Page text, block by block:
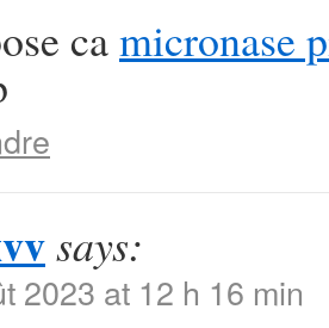
camicronase
says:
2023 at 12 h 16 min